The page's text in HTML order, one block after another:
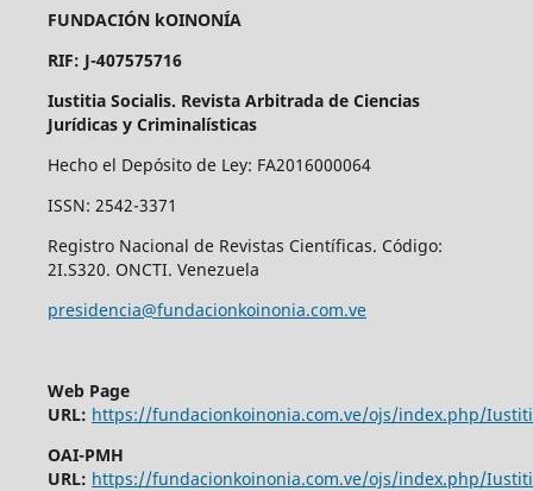
FUNDACIÓN kOINONÍA
RIF: J-407575716
Iustitia Socialis. Revista Arbitrada de Ciencias
Jurídicas y Criminalísticas
Hecho el Depósito de Ley: FA2016000064
ISSN: 2542-3371
Registro Nacional de Revistas Científicas. Código:
2I.S320. ONCTI. Venezuela
presidencia@fundacionkoinonia.com.ve
Web Page
URL: https://fundacionkoinonia.com.ve/ojs/index.php/
OAI-PMH
URL: https://fundacionkoinonia.com.ve/ojs/index.php/